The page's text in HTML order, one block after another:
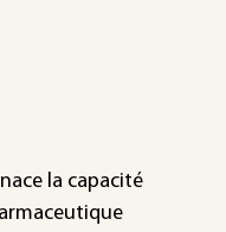
la capacité